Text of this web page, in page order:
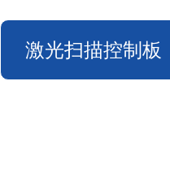
激光扫描控制板